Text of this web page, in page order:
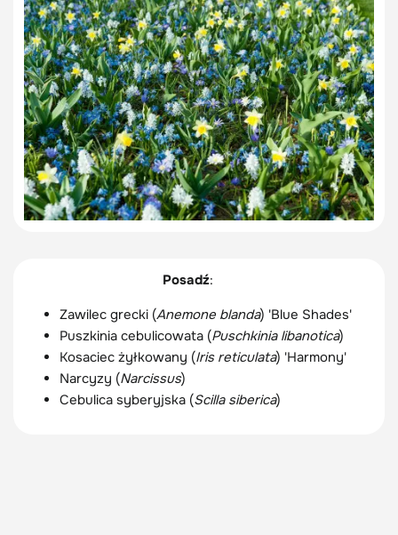
Posadź:
Zawilec grecki (Anemone blanda) 'Blue Shades'
Puszkinia cebulicowata (Puschkinia libanotica)
Kosaciec żyłkowany (Iris reticulata) 'Harmony'
Narcyzy (Narcissus)
Cebulica syberyjska (Scilla siberica)